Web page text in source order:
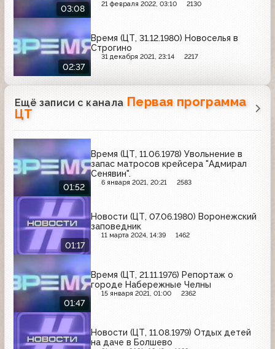
03:08
21 февраля 2022, 03:10 2130
02:37
Время (ЦТ, 31.12.1980) Новоселья в
Строгино
31 декабря 2021, 23:14 2217
Ещё записи с канала Первая программа
ЦТ
01:52
Время (ЦТ, 11.06.1978) Увольнение в
запас матросов крейсера "Адмирал
Сенявин".
6 января 2021, 20:21 2583
01:17
Новости (ЦТ, 07.06.1980) Воронежский
заповедник
11 марта 2024, 14:39 1462
01:47
Время (ЦТ, 21.11.1976) Репортаж о
городе Набережные Челны
15 января 2021, 01:00 2362
Новости (ЦТ, 11.08.1979) Отдых детей
на даче в Болшево